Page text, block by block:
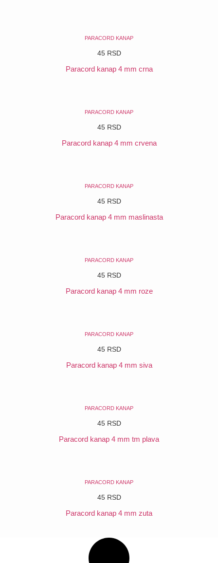
PARACORD KANAP
45 RSD
Paracord kanap 4 mm crna
PARACORD KANAP
45 RSD
Paracord kanap 4 mm crvena
PARACORD KANAP
45 RSD
Paracord kanap 4 mm maslinasta
PARACORD KANAP
45 RSD
Paracord kanap 4 mm roze
PARACORD KANAP
45 RSD
Paracord kanap 4 mm siva
PARACORD KANAP
45 RSD
Paracord kanap 4 mm tm plava
PARACORD KANAP
45 RSD
Paracord kanap 4 mm zuta